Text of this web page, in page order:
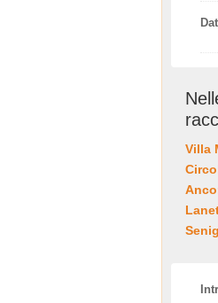
Villa